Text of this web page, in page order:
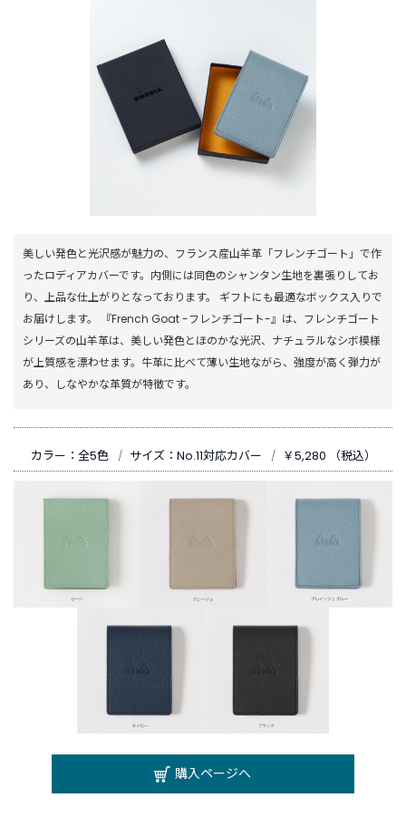
美しい発色と光沢感が魅力の、フランス産山羊革「フレンチゴート」で作
ったロディアカバーです。内側には同色のシャンタン生地を裏張りしてお
り、上品な仕上がりとなっております。 ギフトにも最適なボックス入りで
お届けします。 『French Goat -フレンチゴート-』は、フレンチゴート
シリーズの山羊革は、美しい発色とほのかな光沢、ナチュラルなシボ模様
が上質感を漂わせます。牛革に比べて薄い生地ながら、強度が高く弾力が
あり、しなやかな革質が特徴です。
カラー：全5色 ｜ サイズ：No.11対応カバー ｜ ￥5,280 （税込）
購入ページへ